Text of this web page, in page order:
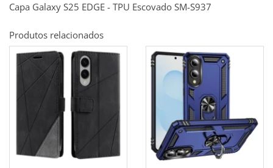
Capa Galaxy S25 EDGE - TPU Escovado SM-S937
Produtos relacionados